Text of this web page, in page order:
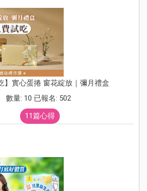
】實心蛋捲 窗花綻放｜彌月禮盒
數量: 10 已報名: 502
11篇心得